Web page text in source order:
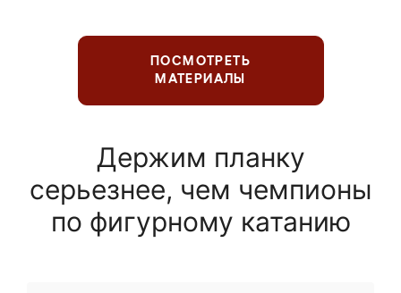
ПОСМОТРЕТЬ
МАТЕРИАЛЫ
Держим планку
серьезнее, чем чемпионы
по фигурному катанию